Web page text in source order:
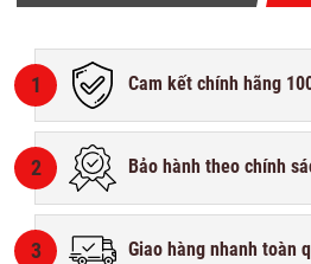
1 Cam kết chính hãng
2 Bảo hành theo chính
3 Giao hàng nhanh toàn